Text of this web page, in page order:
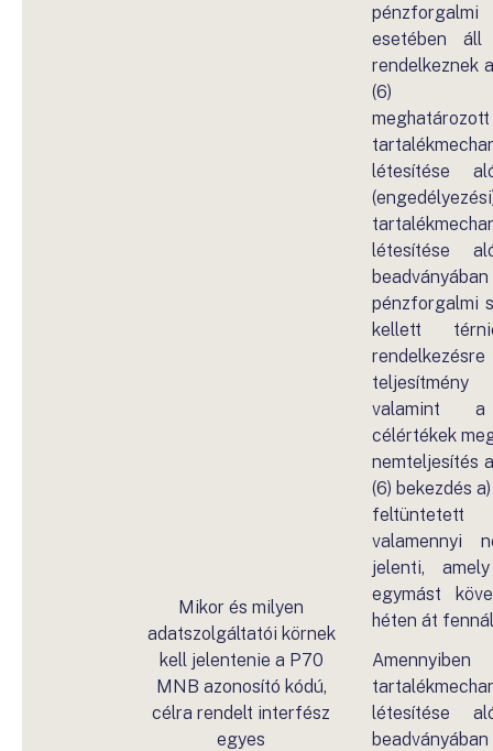
Mikor és milyen
adatszolgáltatói körnek
kell jelentenie a P70
MNB azonosító kódú,
célra rendelt interfész
egyes
esetében áll
rendelkeznek
(6)
meghatározott
létesítése
létesítése
pénzforgalmi
kellett
valamint a
célértékek
nemteljesítés
(6) bekezdés
valamennyi
jelenti,
egymást
héten át
létesítése